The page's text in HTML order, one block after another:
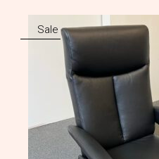
Sale